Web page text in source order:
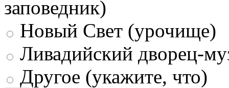
заповедник)
Новый Свет (урочище)
Ливадийский дворец-
Другое (укажите, что)